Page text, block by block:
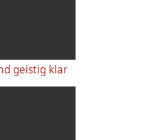
geistig klar